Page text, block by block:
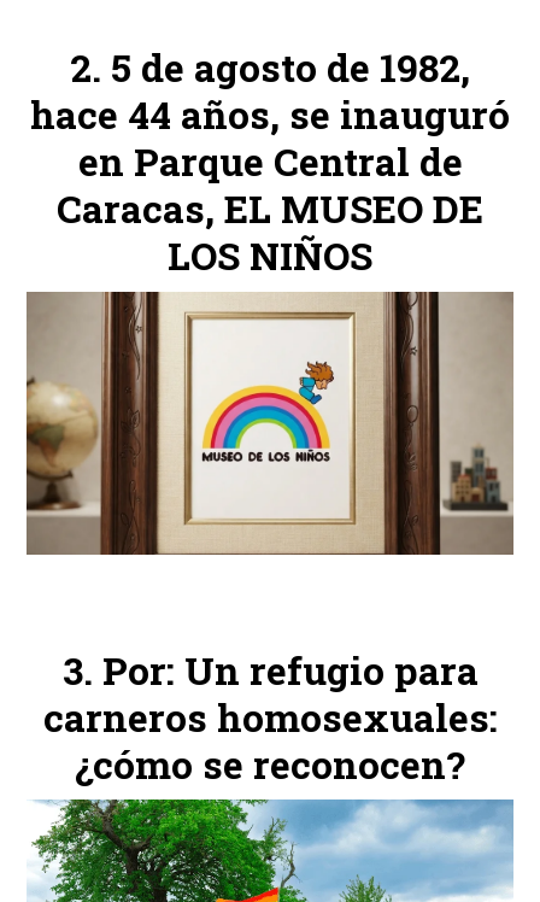
5 de agosto de 1982,
hace 44 años, se inauguró
en Parque Central de
Caracas, EL MUSEO DE
LOS NIÑOS
Por: Un refugio para
carneros homosexuales:
¿cómo se reconocen?